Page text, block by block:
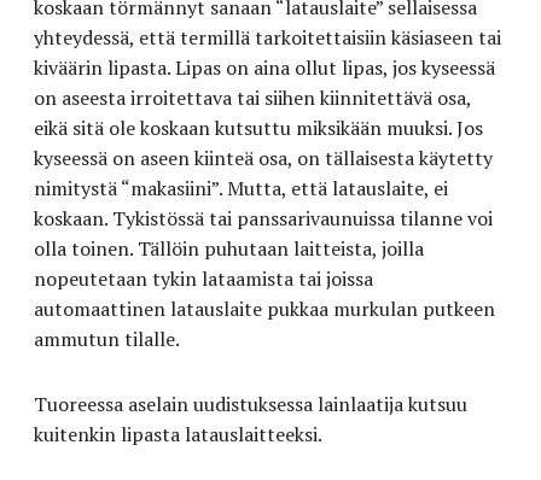
koskaan törmännyt sanaan “latauslaite” sellaisessa
yhteydessä, että termillä tarkoitettaisiin käsiaseen tai
kiväärin lipasta. Lipas on aina ollut lipas, jos kyseessä
on aseesta irroitettava tai siihen kiinnitettävä osa,
eikä sitä ole koskaan kutsuttu miksikään muuksi. Jos
kyseessä on aseen kiinteä osa, on tällaisesta käytetty
nimitystä “makasiini”. Mutta, että latauslaite, ei
koskaan. Tykistössä tai panssarivaunuissa tilanne voi
olla toinen. Tällöin puhutaan laitteista, joilla
nopeutetaan tykin lataamista tai joissa
automaattinen latauslaite pukkaa murkulan putkeen
ammutun tilalle.
Tuoreessa aselain uudistuksessa lainlaatija kutsuu
kuitenkin lipasta latauslaitteeksi.